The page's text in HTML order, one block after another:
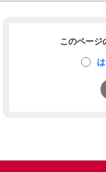
このページ